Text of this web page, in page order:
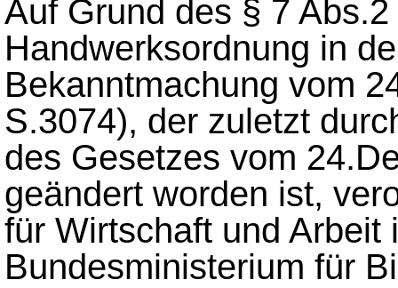
Auf Grund des § 7
Handwerksordnung in
Bekanntmachung vom
S.3074), der zuletzt
des Gesetzes vom
geändert worden ist,
für Wirtschaft und
Bundesministerium für